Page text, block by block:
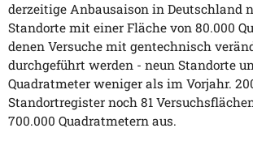
derzeitige Anbausaison in Deutschland
Standorte mit einer Fläche von 80.000
denen Versuche mit gentechnisch
durchgeführt werden - neun Standorte
Quadratmeter weniger als im Vorjahr.
Standortregister noch 81
700.000 Quadratmetern aus.